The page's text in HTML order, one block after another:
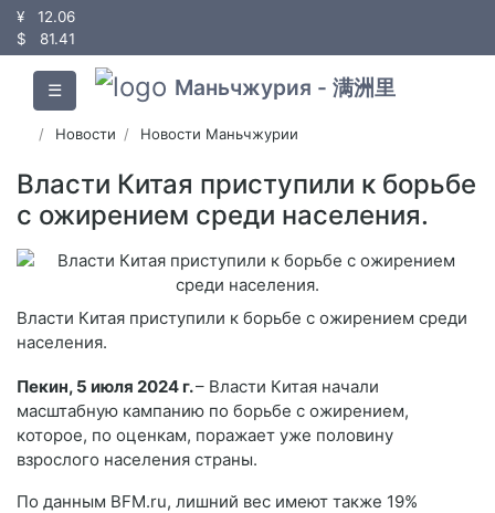
¥
12.06
$
81.41
☰ Маньчжурия - 满洲里
Новости Новости Маньчжурии
Власти Китая приступили к борьбе
с ожирением среди населения.
Власти Китая приступили к борьбе с ожирением среди
населения.
Пекин, 5 июля 2024 г.– Власти Китая начали
масштабную кампанию по борьбе с ожирением,
которое, по оценкам, поражает уже половину
взрослого населения страны.
По данным BFM.ru, лишний вес имеют также 19%